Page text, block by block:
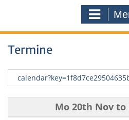
Termine
Mo 20th Nov to